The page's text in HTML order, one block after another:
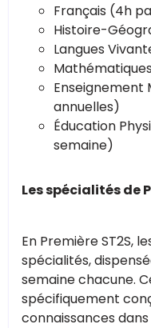
Français (4h
Histoire-
Langues
Enseignement
annuelles)
Éducation
semaine)
Les spécialités de
En Première ST2S,
spécialités,
semaine chacune.
spécifiquement
connaissances